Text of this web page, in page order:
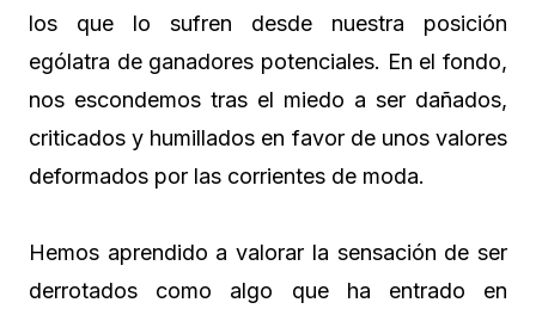
los que lo sufren desde nuestra posición
ególatra de ganadores potenciales. En el fondo,
nos escondemos tras el miedo a ser dañados,
criticados y humillados en favor de unos valores
deformados por las corrientes de moda.
Hemos aprendido a valorar la sensación de ser
derrotados como algo que ha entrado en